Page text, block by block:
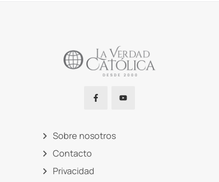
Sobre nosotros
Contacto
Privacidad